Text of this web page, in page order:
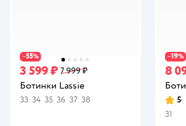
−55%
3 599 ₽ 7 999 ₽
Ботинки Lassie
33 34 35 36 37 38
−19%
8
5
31